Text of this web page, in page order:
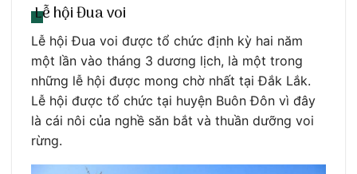
Lễ hội Đua voi
Lễ hội Đua voi được tổ chức định kỳ hai năm
một lần vào tháng 3 dương lịch, là một trong
những lễ hội được mong chờ nhất tại Đắk Lắk.
Lễ hội được tổ chức tại huyện Buôn Đôn vì đây
là cái nôi của nghề săn bắt và thuần dưỡng voi
rừng.